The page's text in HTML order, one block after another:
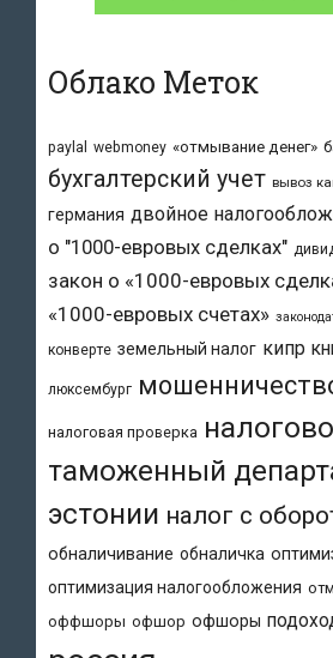
Облако Меток
paylal webmoney «отмывание денег»
бухгалтерский учет вывоз
германия двойное
о "1000-евровых сделках"
закон о «1000-евровых
«1000-евровых счетах»
конверте земельный налог кипр
люксембург
налоговая проверка
таможенный
эстонии налог с
обналичивание обналичка
оптимизация налогообложения
оффшоры офшор офшоры